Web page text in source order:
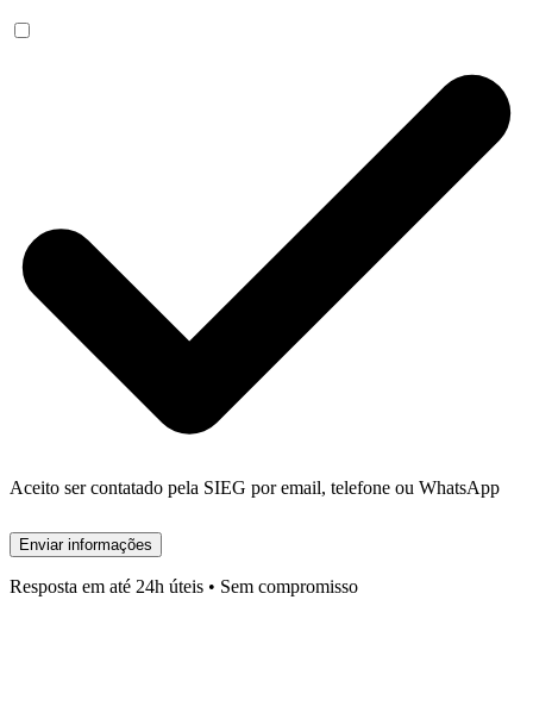
Aceito ser contatado pela SIEG por email, telefone ou WhatsApp
Enviar informações
Resposta em até 24h úteis • Sem compromisso